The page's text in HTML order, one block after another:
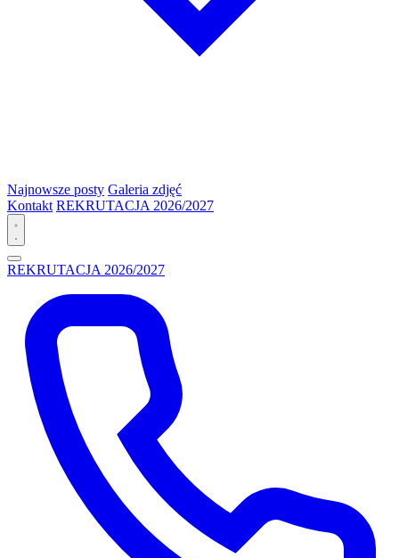
Najnowsze posty Galeria zdjęć
Kontakt REKRUTACJA 2026/2027
REKRUTACJA 2026/2027